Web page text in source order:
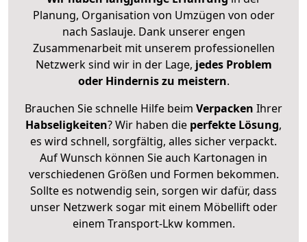
Planung, Organisation von Umzügen von oder
nach Saslauje. Dank unserer engen
Zusammenarbeit mit unserem professionellen
Netzwerk sind wir in der Lage, jedes Problem
oder Hindernis zu meistern.
Brauchen Sie schnelle Hilfe beim Verpacken Ihrer
Habseligkeiten? Wir haben die perfekte Lösung,
es wird schnell, sorgfältig, alles sicher verpackt.
Auf Wunsch können Sie auch Kartonagen in
verschiedenen Größen und Formen bekommen.
Sollte es notwendig sein, sorgen wir dafür, dass
unser Netzwerk sogar mit einem Möbellift oder
einem Transport-Lkw kommen.